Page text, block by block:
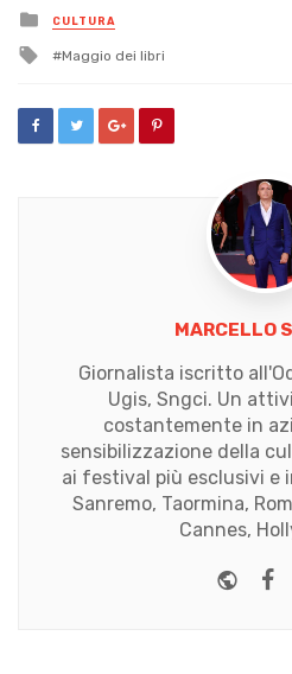
Posted
in
CULTURA
Tagged
Maggio dei libri
MARCELLO
Giornalista iscritto
Ugis, Sngci. Un
costantemente in
sensibilizzazione della
ai festival più esclusivi e
Sanremo, Taormina,
Cannes,